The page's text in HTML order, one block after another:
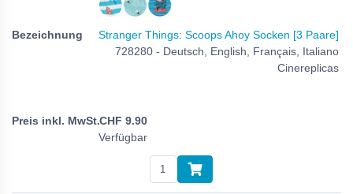
Stranger Things: Scoops Ahoy Socken [3 Paare]
728280 - Deutsch, English, Français, Italiano
Cinereplicas
CHF 9.90
Verfügbar